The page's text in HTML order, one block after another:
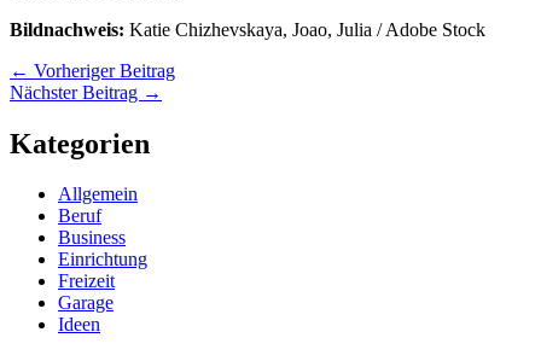
Bildnachweis: Katie Chizhevskaya, Joao, Julia / Adobe Stock
← Vorheriger Beitrag
Nächster Beitrag →
Kategorien
Allgemein
Beruf
Business
Einrichtung
Freizeit
Garage
Ideen